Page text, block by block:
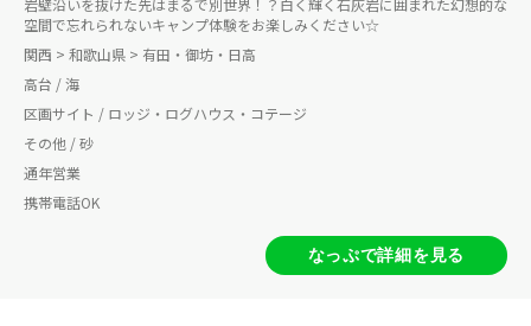
岩壁沿いを抜けた先はまるで別世界！？白く輝く石灰岩に囲まれた幻想的な
空間で忘れられないキャンプ体験をお楽しみください☆
関西 > 和歌山県 > 有田・御坊・日高
高台 / 海
区画サイト / ロッジ・ログハウス・コテージ
その他 / 砂
通年営業
携帯電話OK
なっぷで詳細を見る